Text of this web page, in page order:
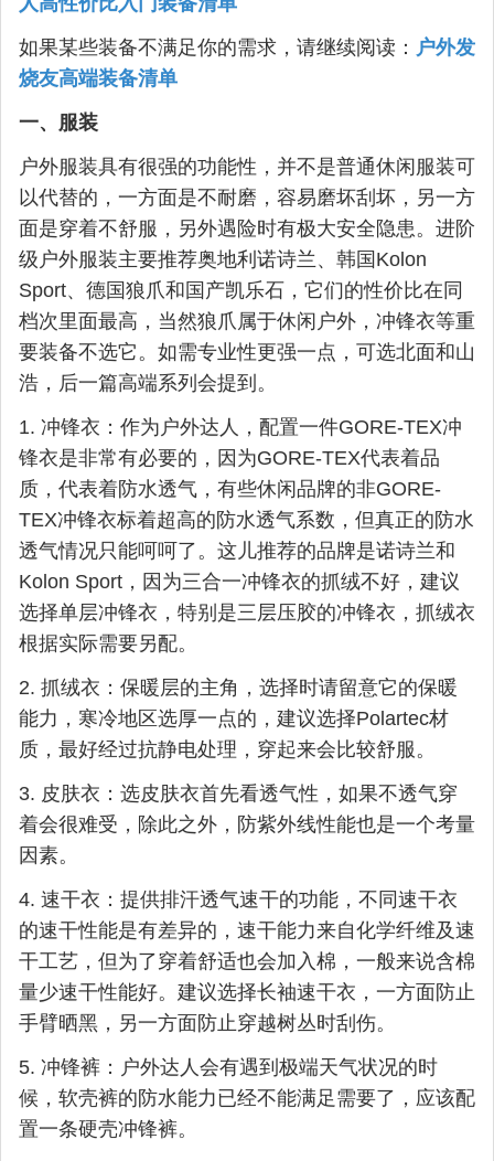
如果某些装备不满足你的需求，请继续阅读： 户外发
烧友高端装备清单
一、服装
户外服装具有很强的功能性，并不是普通休闲服装可
以代替的，一方面是不耐磨，容易磨坏刮坏，另一方
面是穿着不舒服，另外遇险时有极大安全隐患。进阶
级户外服装主要推荐奥地利诺诗兰、韩国Kolon
Sport、德国狼爪和国产凯乐石，它们的性价比在同
档次里面最高，当然狼爪属于休闲户外，冲锋衣等重
要装备不选它。如需专业性更强一点，可选北面和山
浩，后一篇高端系列会提到。
1. 冲锋衣：作为户外达人，配置一件GORE-TEX冲
锋衣是非常有必要的，因为GORE-TEX代表着品
质，代表着防水透气，有些休闲品牌的非GORE-
TEX冲锋衣标着超高的防水透气系数，但真正的防水
透气情况只能呵呵了。这儿推荐的品牌是诺诗兰和
Kolon Sport，因为三合一冲锋衣的抓绒不好，建议
选择单层冲锋衣，特别是三层压胶的冲锋衣，抓绒衣
根据实际需要另配。
2. 抓绒衣：保暖层的主角，选择时请留意它的保暖
能力，寒冷地区选厚一点的，建议选择Polartec材
质，最好经过抗静电处理，穿起来会比较舒服。
3. 皮肤衣：选皮肤衣首先看透气性，如果不透气穿
着会很难受，除此之外，防紫外线性能也是一个考量
因素。
4. 速干衣：提供排汗透气速干的功能，不同速干衣
的速干性能是有差异的，速干能力来自化学纤维及速
干工艺，但为了穿着舒适也会加入棉，一般来说含棉
量少速干性能好。建议选择长袖速干衣，一方面防止
手臂晒黑，另一方面防止穿越树丛时刮伤。
5. 冲锋裤：户外达人会有遇到极端天气状况的时
候，软壳裤的防水能力已经不能满足需要了，应该配
置一条硬壳冲锋裤。